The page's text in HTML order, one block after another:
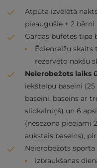
Atpūta izvēlētā
pieaugušie + 2
Gardas bufetes tipa
Ēdienreižu
rezervēto nakšu
Neierobežots laiks
iekštelpu baseini
baseini, baseins ar
slidkalniņš) un 6
(nesezonā pieejami
aukstais baseins),
Neierobežots
izbraukšanas